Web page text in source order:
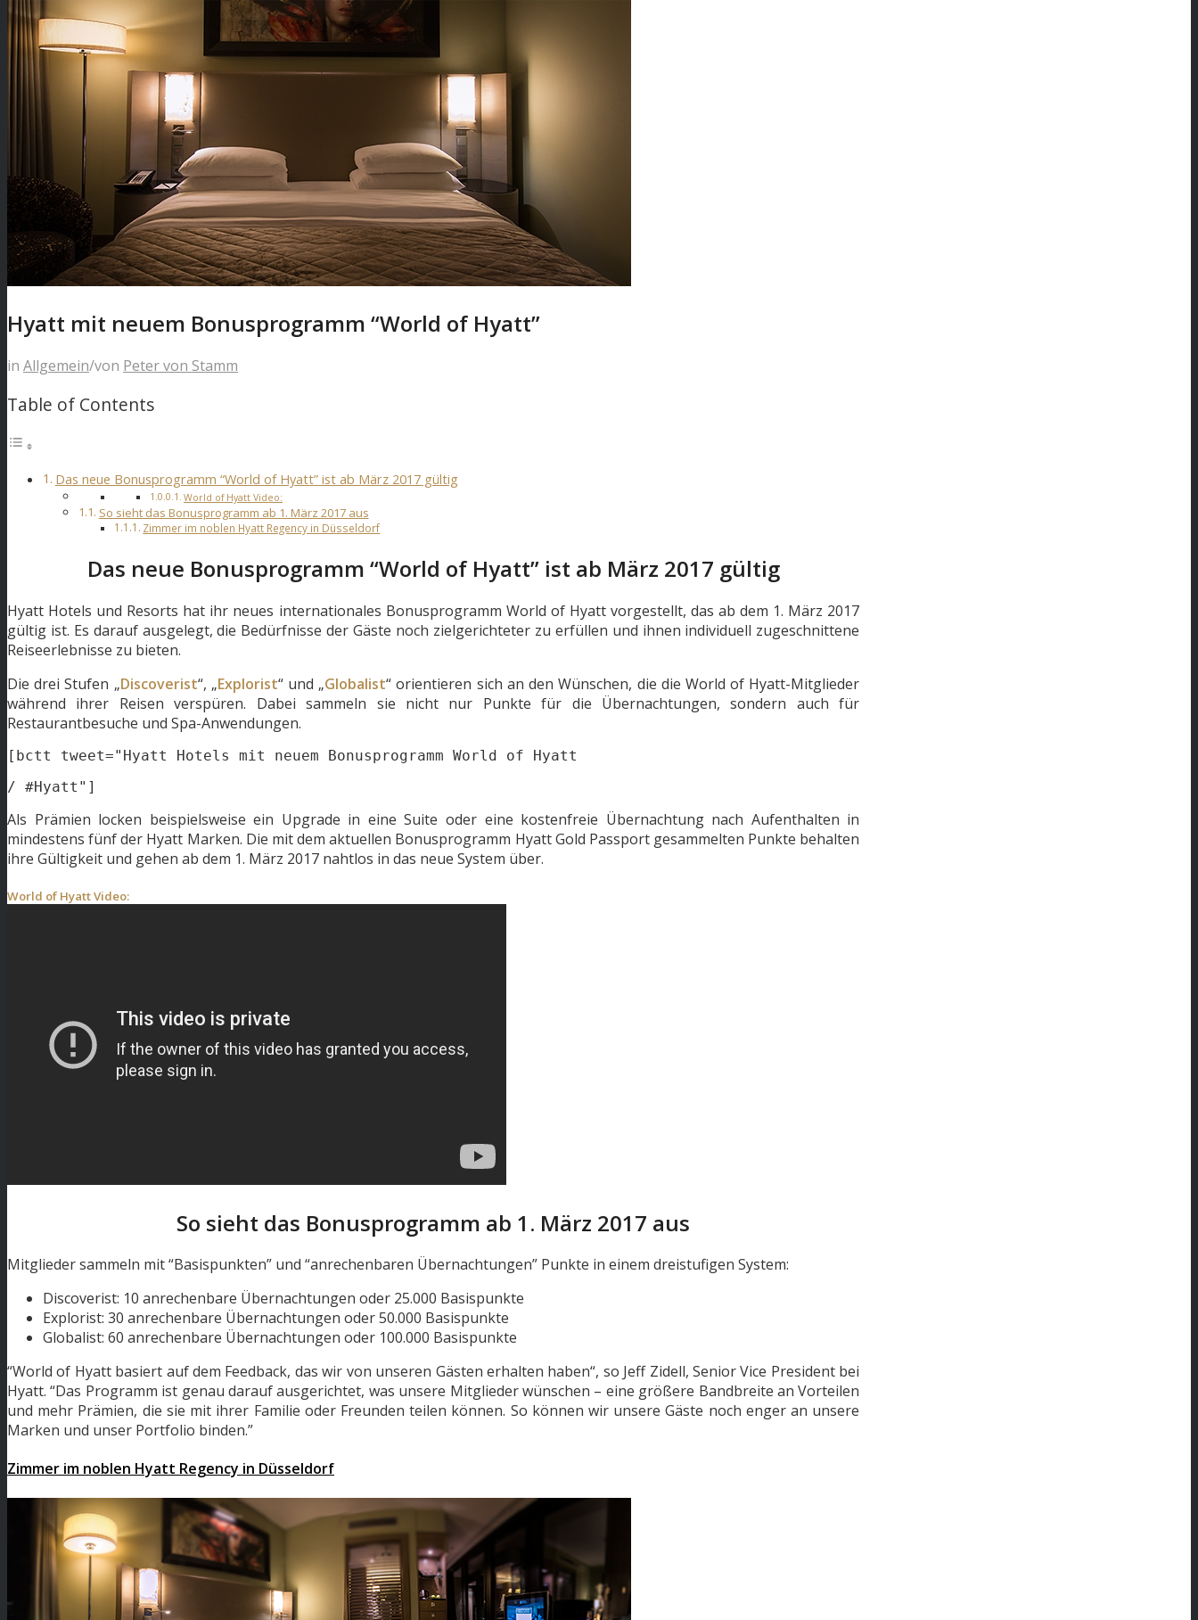
Hyatt mit neuem Bonusprogramm “World of Hyatt”
in Allgemein/von Peter von Stamm
Table of Contents
Das neue Bonusprogramm “World of Hyatt” ist ab März 2017 gültig
World of Hyatt Video:
So sieht das Bonusprogramm ab 1. März 2017 aus
Zimmer im noblen Hyatt Regency in Düsseldorf
Das neue Bonusprogramm “World of Hyatt” ist ab März 2017 gültig
Hyatt Hotels und Resorts hat ihr neues internationales Bonusprogramm World of Hyatt vorgestellt, das ab dem 1. März 2017
gültig ist. Es darauf ausgelegt, die Bedürfnisse der Gäste noch zielgerichteter zu erfüllen und ihnen individuell zugeschnittene
Reiseerlebnisse zu bieten.
Die drei Stufen „Discoverist“, „Explorist“ und „Globalist“ orientieren sich an den Wünschen, die die World of Hyatt-Mitglieder
während ihrer Reisen verspüren. Dabei sammeln sie nicht nur Punkte für die Übernachtungen, sondern auch für
Restaurantbesuche und Spa-Anwendungen.
[bctt tweet="Hyatt Hotels mit neuem Bonusprogramm World of Hyatt
/ #Hyatt"]
Als Prämien locken beispielsweise ein Upgrade in eine Suite oder eine kostenfreie Übernachtung nach Aufenthalten in
mindestens fünf der Hyatt Marken. Die mit dem aktuellen Bonusprogramm Hyatt Gold Passport gesammelten Punkte behalten
ihre Gültigkeit und gehen ab dem 1. März 2017 nahtlos in das neue System über.
World of Hyatt Video:
So sieht das Bonusprogramm ab 1. März 2017 aus
Mitglieder sammeln mit “Basispunkten” und “anrechenbaren Übernachtungen” Punkte in einem dreistufigen System:
Discoverist: 10 anrechenbare Übernachtungen oder 25.000 Basispunkte
Explorist: 30 anrechenbare Übernachtungen oder 50.000 Basispunkte
Globalist: 60 anrechenbare Übernachtungen oder 100.000 Basispunkte
“World of Hyatt basiert auf dem Feedback, das wir von unseren Gästen erhalten haben“, so Jeff Zidell, Senior Vice President bei
Hyatt. “Das Programm ist genau darauf ausgerichtet, was unsere Mitglieder wünschen – eine größere Bandbreite an Vorteilen
und mehr Prämien, die sie mit ihrer Familie oder Freunden teilen können. So können wir unsere Gäste noch enger an unsere
Marken und unser Portfolio binden.”
Zimmer im noblen Hyatt Regency in Düsseldorf